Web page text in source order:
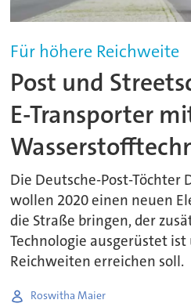
Für höhere Reichweite
Post und
E-Transporter
Die Deutsche-Post-Töchter
wollen 2020 einen neuen
die Straße bringen, der
Technologie ausgerüstet ist
Reichweiten erreichen soll.
Roswitha Maier